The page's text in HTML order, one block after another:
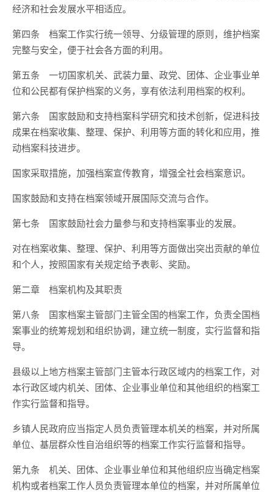
经济和社会发展水平相适应。
第四条 档案工作实行统一领导、分级管理的原则，维护档案
完整与安全，便于社会各方面的利用。
第五条 一切国家机关、武装力量、政党、团体、企业事业单
位和公民都有保护档案的义务，享有依法利用档案的权利。
第六条 国家鼓励和支持档案科学研究和技术创新，促进科技
成果在档案收集、整理、保护、利用等方面的转化和应用，推
动档案科技进步。
国家采取措施，加强档案宣传教育，增强全社会档案意识。
国家鼓励和支持在档案领域开展国际交流与合作。
第七条 国家鼓励社会力量参与和支持档案事业的发展。
对在档案收集、整理、保护、利用等方面做出突出贡献的单位
和个人，按照国家有关规定给予表彰、奖励。
第二章 档案机构及其职责
第八条 国家档案主管部门主管全国的档案工作，负责全国档
案事业的统筹规划和组织协调，建立统一制度，实行监督和指
导。
县级以上地方档案主管部门主管本行政区域内的档案工作，对
本行政区域内机关、团体、企业事业单位和其他组织的档案工
作实行监督和指导。
乡镇人民政府应当指定人员负责管理本机关的档案，并对所属
单位、基层群众性自治组织等的档案工作实行监督和指导。
第九条 机关、团体、企业事业单位和其他组织应当确定档案
机构或者档案工作人员负责管理本单位的档案，并对所属单位